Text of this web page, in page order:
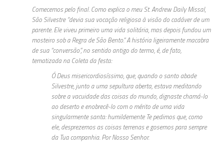
Comecemos pelo final. Como explica o meu St. Andrew Daily Missal,
São Silvestre “devia sua vocação religiosa à visão do cadáver de um
parente. Ele viveu primeiro uma vida solitária, mas depois fundou um
mosteiro sob a Regra de São Bento.” A história ligeiramente macabra
de sua “conversão”, no sentido antigo do termo, é, de fato,
tematizada na Coleta da festa:
Ó Deus misericordiosíssimo, que, quando o santo abade
Silvestre, junto a uma sepultura aberta, estava meditando
sobre a vacuidade das coisas do mundo, dignaste chamá-lo
ao deserto e enobrecê-lo com o mérito de uma vida
singularmente santa: humildemente Te pedimos que, como
ele, desprezemos as coisas terrenas e gosemos para sempre
da Tua companhia. Por Nosso Senhor.